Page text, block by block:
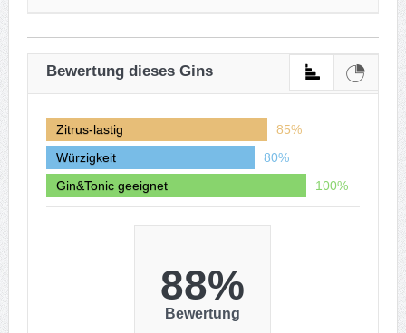
Bewertung dieses Gins
Zitrus-lastig
85%
Würzigkeit
80%
Gin&Tonic geeignet
100%
88%
Bewertung